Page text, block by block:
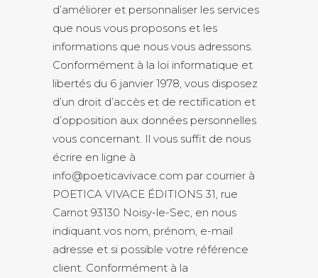
d’améliorer et personnaliser les services
que nous vous proposons et les
informations que nous vous adressons.
Conformément à la loi informatique et
libertés du 6 janvier 1978, vous disposez
d’un droit d’accès et de rectification et
d’opposition aux données personnelles
vous concernant. Il vous suffit de nous
écrire en ligne à
info@poeticavivace.com par courrier à
POETICA VIVACE ÉDITIONS 31, rue
Carnot 93130 Noisy-le-Sec, en nous
indiquant vos nom, prénom, e-mail
adresse et si possible votre référence
client. Conformément à la